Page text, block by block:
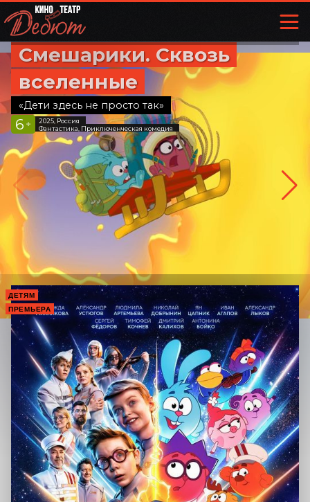
Смешарики. Сквозь
вселенные
«Дети здесь не просто так»
6 +
2025, Россия
Фантастика, Приключенческая комедия
ДЕТЯМ
ПРЕМЬЕРА